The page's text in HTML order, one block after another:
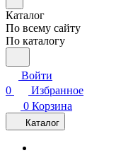
Каталог
По всему сайту
По каталогу
Войти
0
Избранное
0 Корзина
Каталог